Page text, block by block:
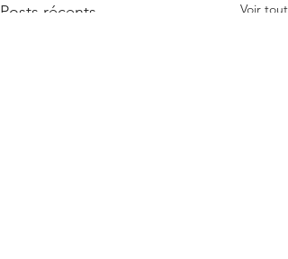
Posts récents Voir tout